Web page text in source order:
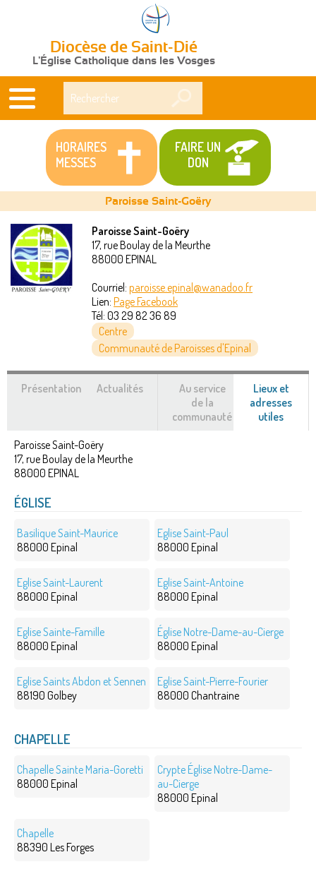
Diocèse de Saint-Dié
L'Église Catholique dans les Vosges
HORAIRES
MESSES
FAIRE UN
DON
Vous
êtes
Paroisse Saint-Goëry
Paroisse Saint-Goëry
17, rue Boulay de la Meurthe
88000 EPINAL
Courriel: paroisse.epinal@wanadoo.fr
Lien: Page Facebook
Tél: 03 29 82 36 89
Centre
Communauté de Paroisses d'Epinal
Présentation Actualités
Au service
de la
communauté
Lieux et
adresses
utiles
actif)
Paroisse Saint-Goëry
17, rue Boulay de la Meurthe
88000 EPINAL
ÉGLISE
Basilique Saint-Maurice
88000 Epinal
Eglise Saint-Paul
88000 Epinal
Eglise Saint-Laurent
88000 Epinal
Eglise Saint-Antoine
88000 Epinal
Eglise Sainte-Famille
88000 Epinal
Église Notre-Dame-au-Cierge
88000 Epinal
Eglise Saints Abdon et Sennen
88190 Golbey
Eglise Saint-Pierre-Fourier
88000 Chantraine
CHAPELLE
Chapelle Sainte Maria-Goretti
88000 Epinal
Crypte Église Notre-Dame-
au-Cierge
88000 Epinal
Chapelle
88390 Les Forges